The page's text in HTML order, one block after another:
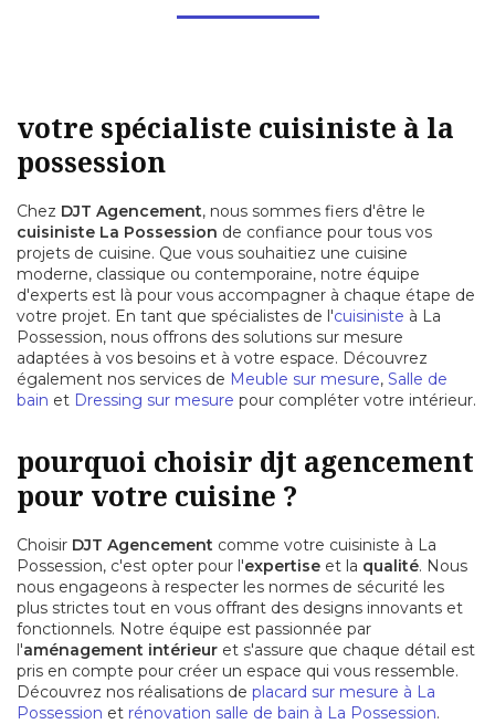
votre spécialiste cuisiniste à la
possession
Chez DJT Agencement, nous sommes fiers d'être le
cuisiniste La Possession de confiance pour tous vos
projets de cuisine. Que vous souhaitiez une cuisine
moderne, classique ou contemporaine, notre équipe
d'experts est là pour vous accompagner à chaque étape de
votre projet. En tant que spécialistes de l'cuisiniste à La
Possession, nous offrons des solutions sur mesure
adaptées à vos besoins et à votre espace. Découvrez
également nos services de Meuble sur mesure, Salle de
bain et Dressing sur mesure pour compléter votre intérieur.
pourquoi choisir djt agencement
pour votre cuisine ?
Choisir DJT Agencement comme votre cuisiniste à La
Possession, c'est opter pour l'expertise et la qualité. Nous
nous engageons à respecter les normes de sécurité les
plus strictes tout en vous offrant des designs innovants et
fonctionnels. Notre équipe est passionnée par
l'aménagement intérieur et s'assure que chaque détail est
pris en compte pour créer un espace qui vous ressemble.
Découvrez nos réalisations de placard sur mesure à La
Possession et rénovation salle de bain à La Possession.